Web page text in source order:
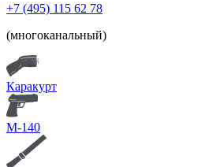
+7 (495) 115 62 78
(многоканальный)
Каракурт
М-140